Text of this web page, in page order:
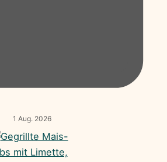
1 Aug. 2026